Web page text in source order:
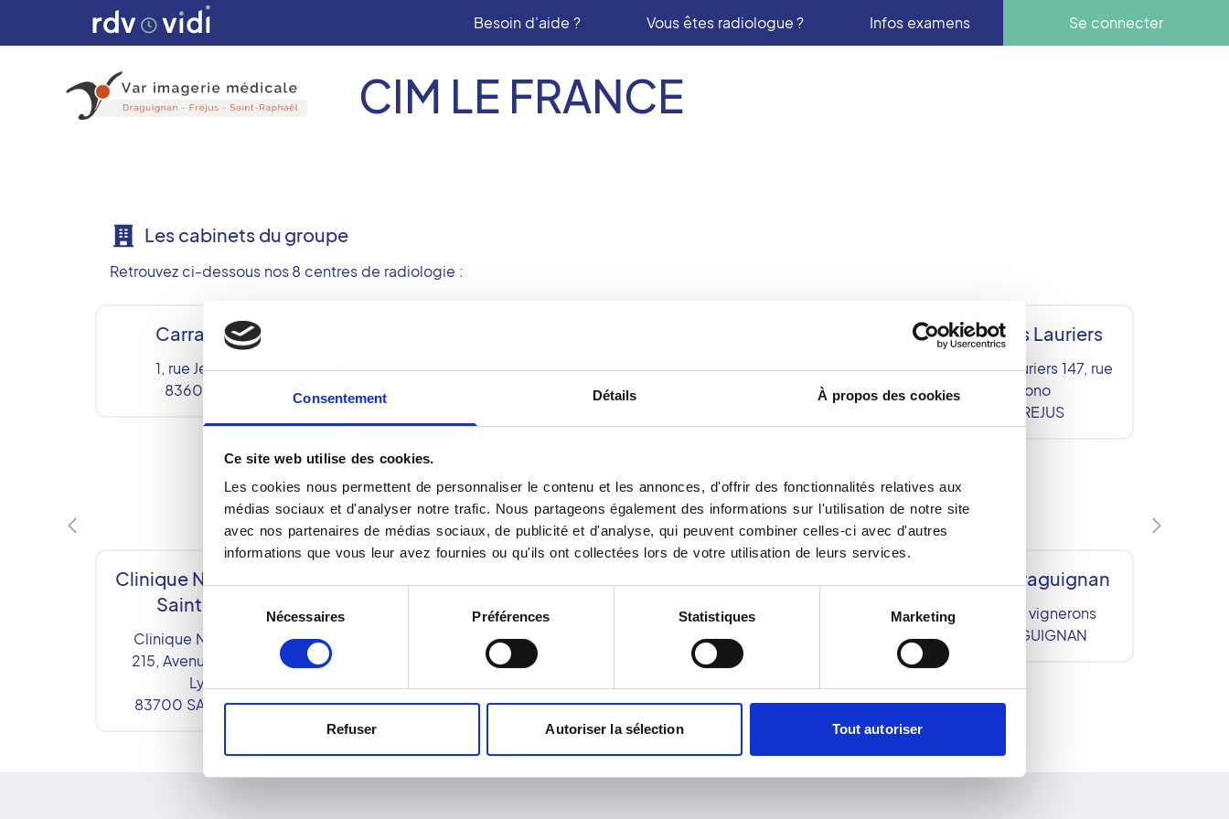
Consentement Détails À propos des cookies
Ce site web utilise des cookies.
Les cookies nous permettent de personnaliser le contenu et les annonces, d'offrir des fonctionnalités relatives aux
médias sociaux et d'analyser notre trafic. Nous partageons également des informations sur l'utilisation de notre site
avec nos partenaires de médias sociaux, de publicité et d'analyse, qui peuvent combiner celles-ci avec d'autres
informations que vous leur avez fournies ou qu'ils ont collectées lors de votre utilisation de leurs services.
consentement
Nécessaires Préférences Statistiques Marketing
Refuser Autoriser la sélection Tout autoriser
Besoin d'aide ? Vous êtes radiologue ? Infos examens Se connecter
CIM LE FRANCE
Les cabinets du groupe
Retrouvez ci-dessous nos 8 centres de radiologie :
Carrara Fréjus
1, rue Jean Carrara
83600
Rousseau
83700SAINT-RAPHAËL
Clinique des Lauriers
Clinique des Lauriers 147, rue
Jean Giono
FREJUS
Clinique ND de la merci
Saint Raphael
Clinique ND de la merci
215, Avenue du Maréchal
Lyautey
83700 SAINT-RAPHAËL
IRM Hôpital Route de
Montferat
DRAGUIGNAN
Polyclinique Scanner 345,
avenue Pierre Brossolette
83300
DRAGUIGNAN
Vignerons Draguignan
8, avenue des vignerons
83600
DRAGUIGNAN